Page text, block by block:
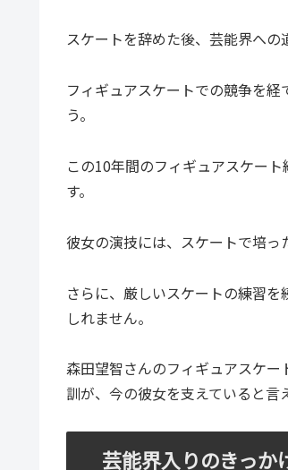
スケートを辞めた後、芸能界への
フィギュアスケートでの競争を
う。
この10年間のフィギュアスケー
す。
彼女の演技には、スケートで培っ
さらに、厳しいスケートの練習
しれません。
森田望智さんのフィギュアスケ
訓が、今の彼女を支えていると言
芸能界入りのきっか